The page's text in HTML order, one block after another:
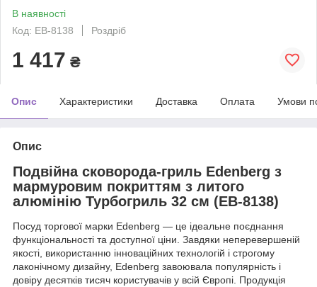
В наявності
Код: EB-8138
Роздріб
1 417 ₴
Опис Характеристики Доставка Оплата Умови
Опис
Подвійна сковорода-гриль Edenberg з
мармуровим покриттям з литого
алюмінію Турбогриль 32 см (EB-8138)
Посуд торгової марки Edenberg — це ідеальне поєднання
функціональності та доступної ціни. Завдяки неперевершеній
якості, використанню інноваційних технологій і строгому
лаконічному дизайну, Edenberg завоювала популярність і
довіру десятків тисяч користувачів у всій Європі. Продукція